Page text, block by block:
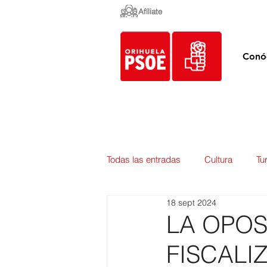
Afíliate
Todas las entradas Cultura
Empleo y Contratación
Urbanismo Mercados
LA
18 sept 2024